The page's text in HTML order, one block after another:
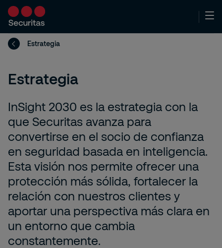
Estrategia
Estrategia
InSight 2030 es la estrategia con la
que Securitas avanza para
convertirse en el socio de confianza
en seguridad basada en inteligencia.
Esta visión nos permite ofrecer una
protección más sólida, fortalecer la
relación con nuestros clientes y
aportar una perspectiva más clara en
un entorno que cambia
constantemente.